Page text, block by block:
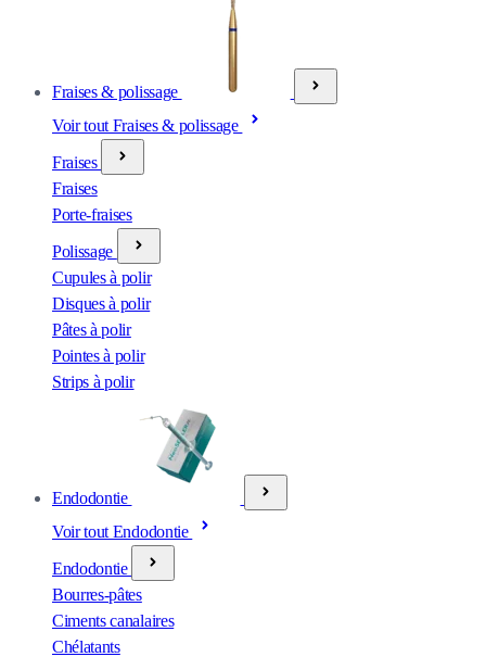
Fraises & polissage
Voir tout Fraises & polissage
Fraises
Fraises
Porte-fraises
Polissage
Cupules à polir
Disques à polir
Pâtes à polir
Pointes à polir
Strips à polir
Endodontie
Voir tout Endodontie
Endodontie
Bourres-pâtes
Ciments canalaires
Chélatants